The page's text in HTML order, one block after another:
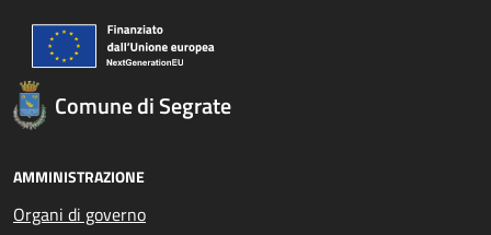
Comune di Segrate
AMMINISTRAZIONE
Organi di governo